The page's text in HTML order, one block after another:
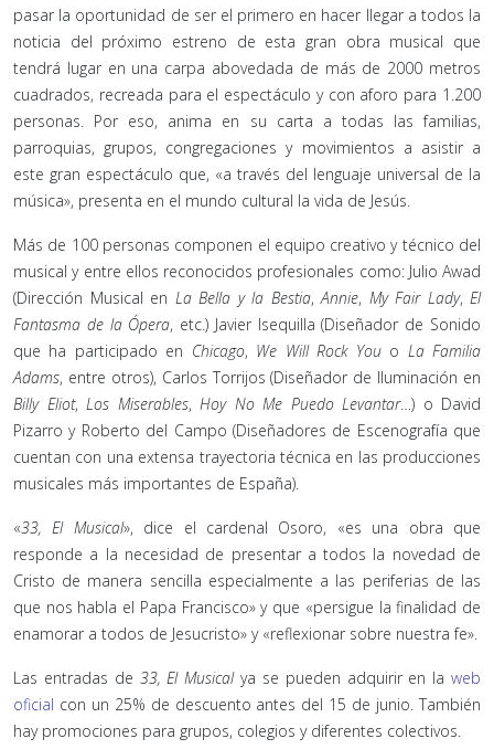
pasar la oportunidad de ser el primero en hacer llegar a todos la
noticia del próximo estreno de esta gran obra musical que
tendrá lugar en una carpa abovedada de más de 2000 metros
cuadrados, recreada para el espectáculo y con aforo para 1.200
personas. Por eso, anima en su carta a todas las familias,
parroquias, grupos, congregaciones y movimientos a asistir a
este gran espectáculo que, «a través del lenguaje universal de la
música», presenta en el mundo cultural la vida de Jesús.
Más de 100 personas componen el equipo creativo y técnico del
musical y entre ellos reconocidos profesionales como: Julio Awad
(Dirección Musical en La Bella y la Bestia,Annie, My Fair Lady, El
Fantasma de la Ópera, etc.) Javier Isequilla (Diseñador de Sonido
que ha participado en Chicago, We Will Rock Youo La Familia
Adams, entre otros), Carlos Torrijos (Diseñador de Iluminación en
Billy Eliot, Los Miserables, Hoy No Me Puedo Levantar…) o David
Pizarro y Roberto del Campo (Diseñadores de Escenografía que
cuentan con una extensa trayectoria técnica en las producciones
musicales más importantes de España).
«33, El Musical», dice el cardenal Osoro, «es una obra que
responde a la necesidad de presentar a todos la novedad de
Cristo de manera sencilla especialmente a las periferias de las
que nos habla el Papa Francisco» y que «persigue la finalidad de
enamorar a todos de Jesucristo» y «reflexionar sobre nuestra fe».
Las entradas de 33, El Musicalya se pueden adquirir en laweb
oficial con un 25% de descuento antes del 15 de junio. También
hay promociones para grupos, colegios y diferentes colectivos.